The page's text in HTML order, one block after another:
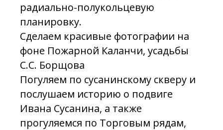
радиально-полукольцевую
планировку.
Сделаем красивые фотографии на
фоне Пожарной Каланчи, усадьбы
С.С. Борщова
Погуляем по сусанинскому скверу и
послушаем историю о подвиге
Ивана Сусанина, а также
прогуляемся по Торговым рядам,